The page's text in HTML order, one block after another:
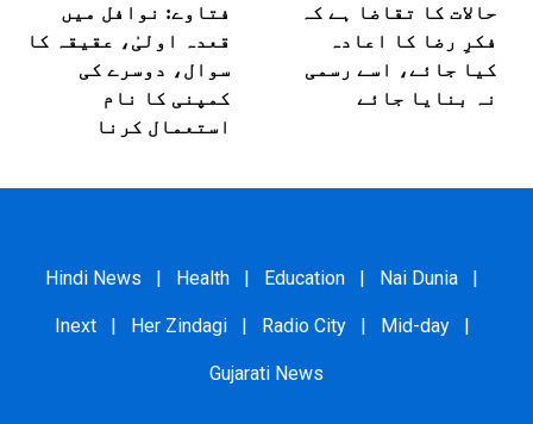
حالات کا تقاضا ہے کہ
فکرِ رضا کا اعادہ
کیا جائے، اسے رسمی
نہ بنایا جائے
فتاوے: نوافل میں
قعدہ اولیٰ، عقیقہ کا
سوال، دوسرے کی
کمپنی کا نام
استعمال کرنا
Hindi News | Health | Education | Nai Dunia |
Inext | Her Zindagi | Radio City | Mid-day |
Gujarati News